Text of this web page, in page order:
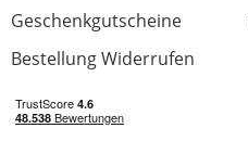
Geschenkgutscheine
Bestellung Widerrufen